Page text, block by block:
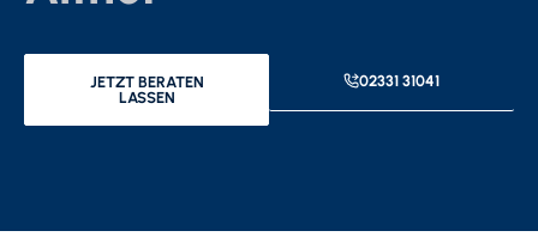
JETZT BERATEN
LASSEN
02331 31041